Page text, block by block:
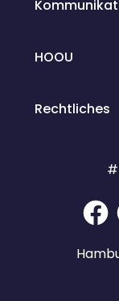
HOOU
Rechtliches